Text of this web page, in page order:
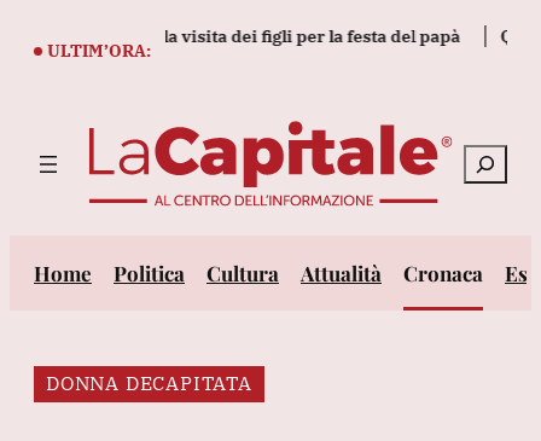
ULTIM’ORA:
a Bolsonaro la visita dei figli per la festa del papà
Cerca
Home Politica Cultura Attualità Cronaca
DONNA DECAPITATA